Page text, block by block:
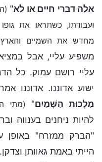
אלה דברי חיים או לא"
ועבודתו, כשתראו את
מחדש את השמיים
משפיע עליי, אבל
עליי רושם עמוק. כל
ישוע אדוננו. אדוננו
מַלְכוּת הַשָּׁמַיִם" (מתי ה'
להיות ניחנים בענווה
"הברק ממזרח" באופן
הייתי באמת גאוותן